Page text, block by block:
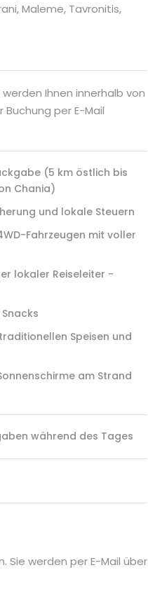
Maleme, Tavronitis,
Ihnen innerhalb von
per E-Mail
(5 km östlich bis
Chania)
und lokale Steuern
Fahrzeugen mit voller
lokaler Reiseleiter -
Speisen und
am Strand
während des Tages
Sie werden per E-Mail über